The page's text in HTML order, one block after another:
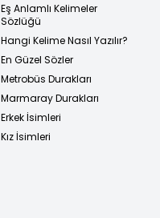
Eş Anlamlı Kelimeler
Sözlüğü
Hangi Kelime Nasıl Yazılır?
En Güzel Sözler
Metrobüs Durakları
Marmaray Durakları
Erkek İsimleri
Kız İsimleri